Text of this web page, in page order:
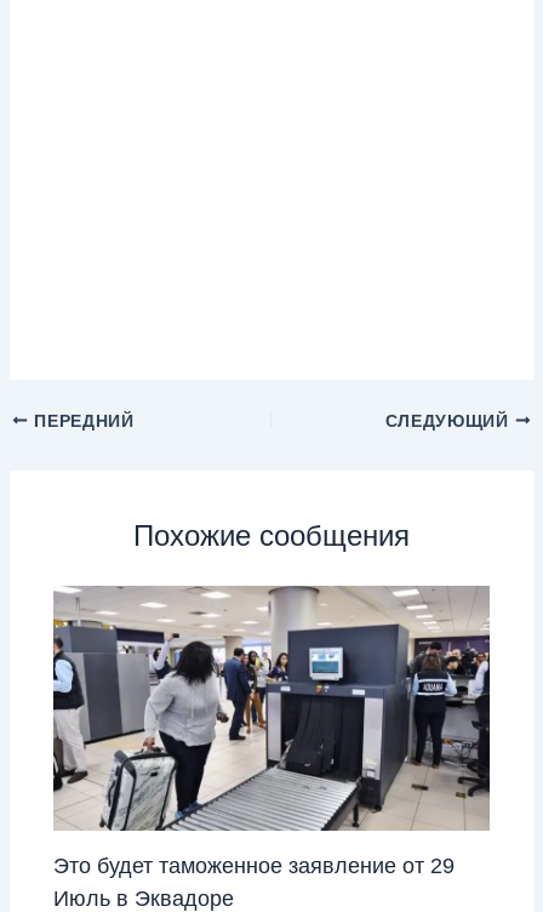
ПЕРЕДНИЙ СЛЕДУЮЩИЙ
Похожие сообщения
Это будет таможенное заявление от 29
Июль в Эквадоре